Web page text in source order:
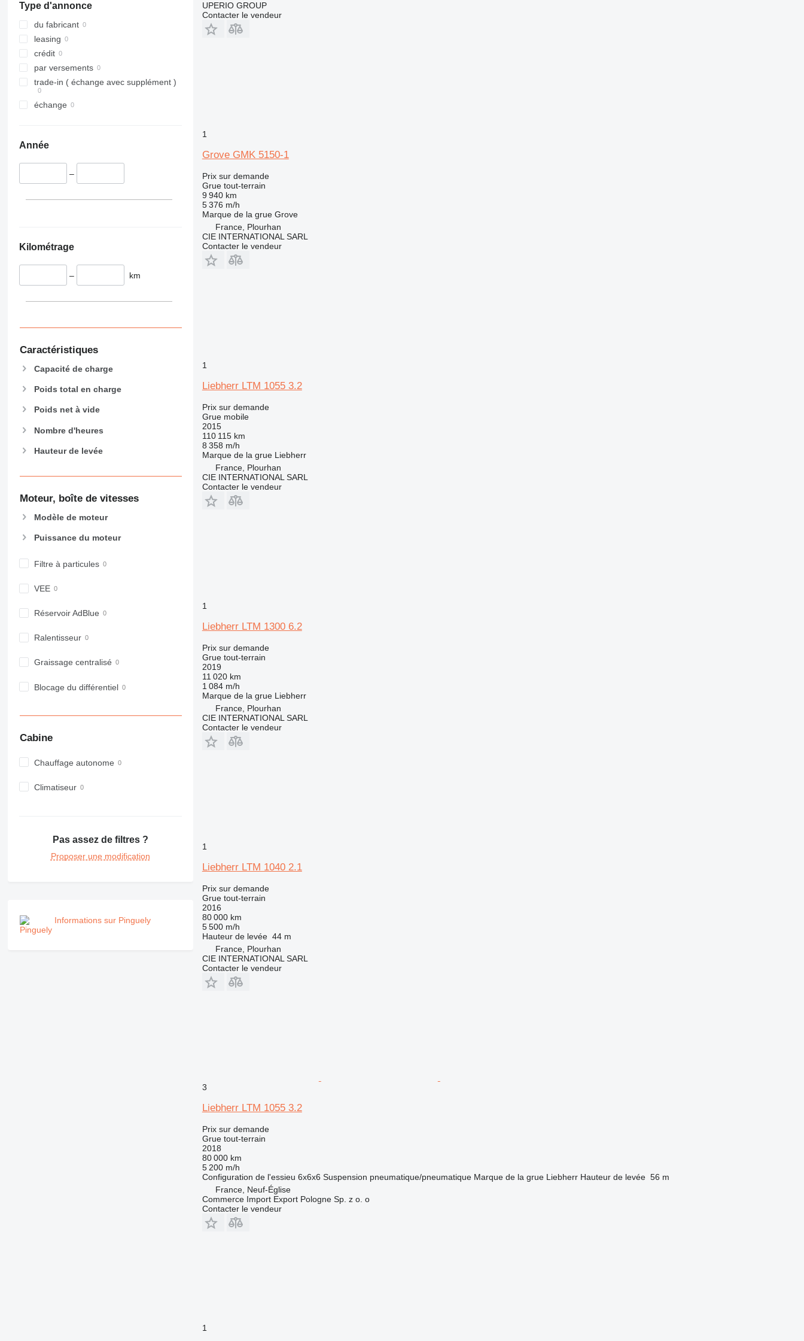
Type d'annonce
du fabricant
leasing
crédit
par versements
trade-in ( échange avec supplément )
échange
Année
–
Kilométrage
– km
Caractéristiques
Capacité de charge
Poids total en charge
Poids net à vide
Nombre d'heures
Hauteur de levée
Moteur, boîte de vitesses
Modèle de moteur
Puissance du moteur
Filtre à particules
VEE
Réservoir AdBlue
Ralentisseur
Graissage centralisé
Blocage du différentiel
Cabine
Chauffage autonome
Climatiseur
Pas assez de filtres ?
Proposer une modification
Informations sur Pinguely
UPERIO GROUP
Contacter le vendeur
1
Grove GMK 5150-1
Prix sur demande
Grue tout-terrain
9 940 km
5 376 m/h
Marque de la grue Grove
France, Plourhan
CIE INTERNATIONAL SARL
Contacter le vendeur
1
Liebherr LTM 1055 3.2
Prix sur demande
Grue mobile
2015
110 115 km
8 358 m/h
Marque de la grue Liebherr
France, Plourhan
CIE INTERNATIONAL SARL
Contacter le vendeur
1
Liebherr LTM 1300 6.2
Prix sur demande
Grue tout-terrain
2019
11 020 km
1 084 m/h
Marque de la grue Liebherr
France, Plourhan
CIE INTERNATIONAL SARL
Contacter le vendeur
1
Liebherr LTM 1040 2.1
Prix sur demande
Grue tout-terrain
2016
80 000 km
5 500 m/h
Hauteur de levée 44 m
France, Plourhan
CIE INTERNATIONAL SARL
Contacter le vendeur
3
Liebherr LTM 1055 3.2
Prix sur demande
Grue tout-terrain
2018
80 000 km
5 200 m/h
Configuration de l'essieu 6x6x6 Suspension pneumatique/pneumatique Marque de la grue Liebherr Hauteur de levée 56 m
France, Neuf-Église
Commerce Import Export Pologne Sp. z o. o
Contacter le vendeur
1